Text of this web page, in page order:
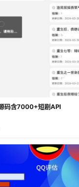
码含7000+短剧API